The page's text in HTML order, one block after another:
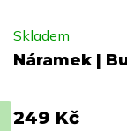
Náramek |
Skladem
249 Kč